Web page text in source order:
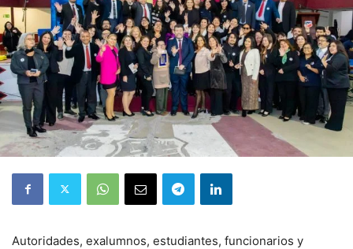
Autoridades, exalumnos, estudiantes, funcionarios y